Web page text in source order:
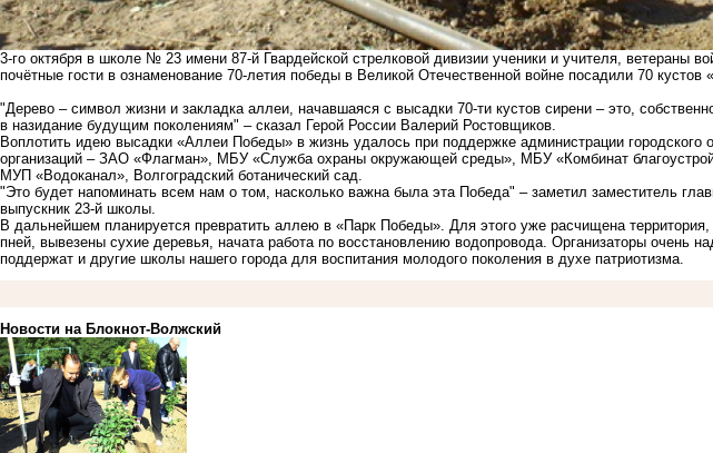
3-го октября в школе № 23 имени 87-й Гвардейской стрелковой дивизии ученики и учителя, ветераны
почётные гости в ознаменование 70-летия победы в Великой Отечественной войне посадили 70 кустов
"Дерево – символ жизни и закладка аллеи, начавшаяся с высадки 70-ти кустов сирени – это,
в назидание будущим поколениям" – сказал Герой России Валерий Ростовщиков.
Воплотить идею высадки «Аллеи Победы» в жизнь удалось при поддержке администрации городского
организаций – ЗАО «Флагман», МБУ «Служба охраны окружающей среды», МБУ «Комбинат
МУП «Водоканал», Волгоградский ботанический сад.
"Это будет напоминать всем нам о том, насколько важна была эта Победа" – заметил заместитель
выпускник 23-й школы.
В дальнейшем планируется превратить аллею в «Парк Победы». Для этого уже расчищена
пней, вывезены сухие деревья, начата работа по восстановлению водопровода. Организаторы очень
поддержат и другие школы нашего города для воспитания молодого поколения в духе патриотизма.
Новости на Блoкнoт-Волжский